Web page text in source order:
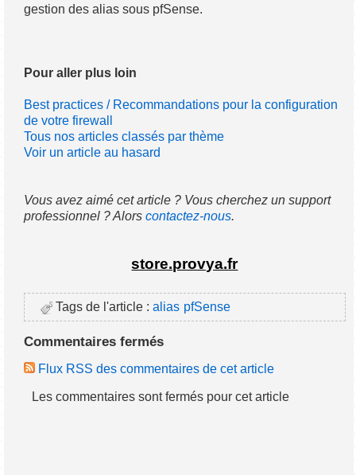
gestion des alias sous pfSense.
Pour aller plus loin
Best practices / Recommandations pour la configuration
de votre firewall
Tous nos articles classés par thème
Voir un article au hasard
Vous avez aimé cet article ? Vous cherchez un support
professionnel ? Alorscontactez-nous.
store.provya.fr
Tags de l'article :alias pfSense
Commentaires fermés
Flux RSS des commentaires de cet article
Les commentaires sont fermés pour cet article